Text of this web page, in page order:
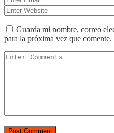
Guarda mi nombre, correo
para la próxima vez que comente.